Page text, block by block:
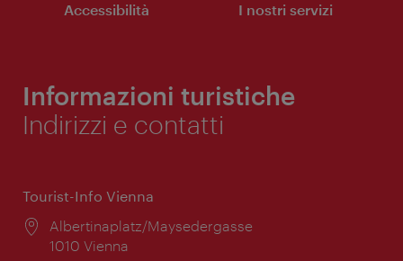
Accessibilità I nostri servizi
Informazioni turistiche
Indirizzi e contatti
Tourist-Info Vienna
Posizione:
Albertinaplatz/Maysedergasse
1010 Vienna